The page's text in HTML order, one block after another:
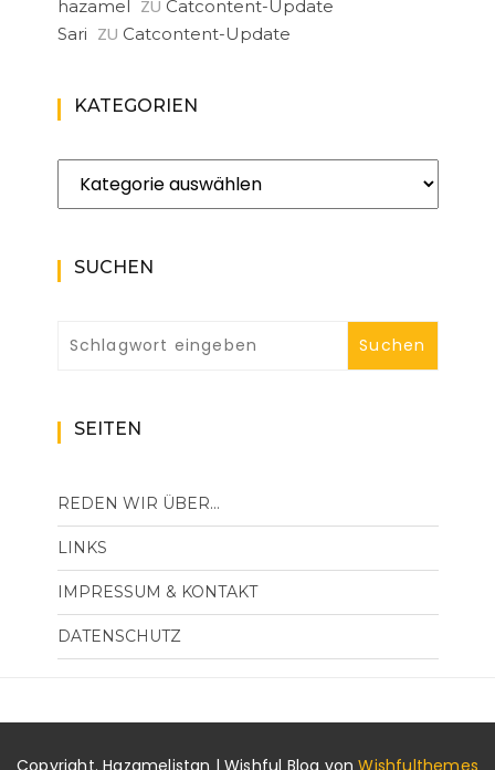
hazamel ZU Catcontent-Update
Sari ZU Catcontent-Update
KATEGORIEN
Kategorien
SUCHEN
SEITEN
REDEN WIR ÜBER…
LINKS
IMPRESSUM & KONTAKT
DATENSCHUTZ
Copyright. Hazamelistan | Wishful Blog vonWishfulthemes